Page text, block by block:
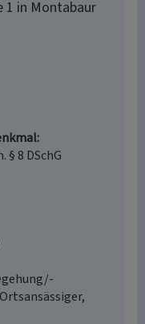
1 in Montabaur
8 DSchG